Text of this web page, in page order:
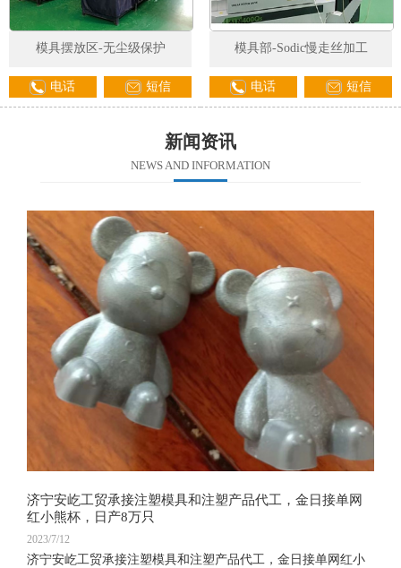
模具摆放区-无尘级保护
电话 短信
模具部-Sodic慢走丝加工
电话 短信
新闻资讯
NEWS AND INFORMATION
济宁安屹工贸承接注塑模具和注塑产品代工，金日接单网
红小熊杯，日产8万只
2023/7/12
济宁安屹工贸承接注塑模具和注塑产品代工，金日接单网红小